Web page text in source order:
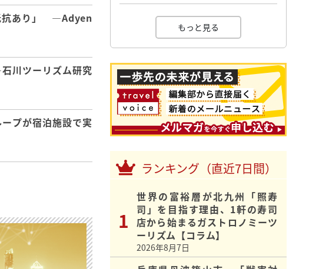
抗あり」 ―Adyen
川ツーリズム研究
プが宿泊施設で実
もっと見る
ランキング（直近7日間）
世界の富裕層が北九州「照寿
司」を目指す理由、1軒の寿司
店から始まるガストロノミーツ
ーリズム【コラム】
2026年8月7日